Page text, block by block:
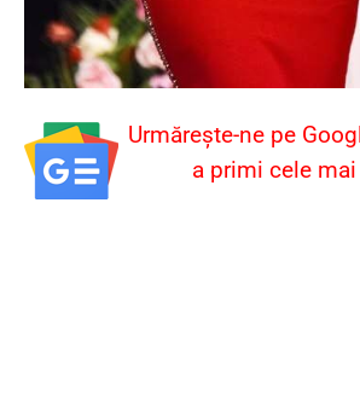
Urmărește-ne pe
a primi cele